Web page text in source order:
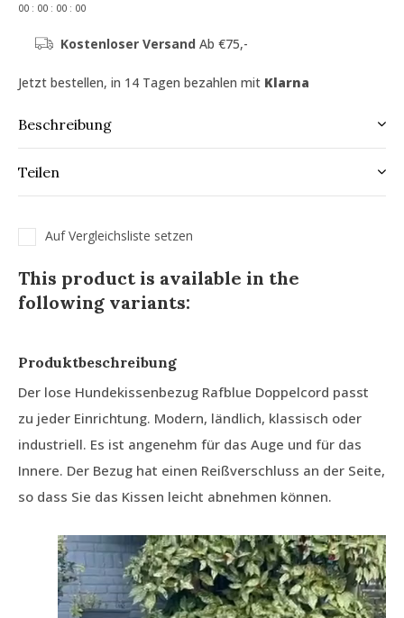
00 : 00 : 00 : 00
Kostenloser Versand Ab €75,-
Jetzt bestellen, in 14 Tagen bezahlen mit Klarna
Beschreibung
Teilen
Auf Vergleichsliste setzen
This product is available in the
following variants:
Produktbeschreibung
Der lose Hundekissenbezug Rafblue Doppelcord passt
zu jeder Einrichtung. Modern, ländlich, klassisch oder
industriell. Es ist angenehm für das Auge und für das
Innere. Der Bezug hat einen Reißverschluss an der Seite,
so dass Sie das Kissen leicht abnehmen können.